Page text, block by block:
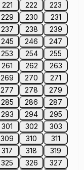
221 222
223
229 230
231
237 238
239
245 246
247
253 254
255
261 262
263
269 270
271
277 278
279
285 286
287
293 294
295
301 302
303
309 310
311
317 318
319
325 326
327